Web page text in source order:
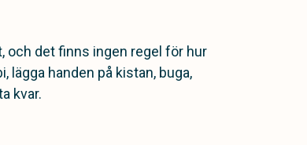
och det finns ingen regel för hur
lägga handen på kistan, buga,
kvar.